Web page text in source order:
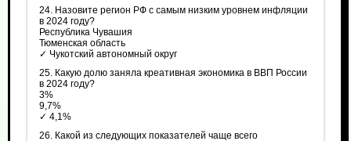
24. Назовите регион РФ с самым низким уровнем инфляции
в 2024 году?
Республика Чувашия
Тюменская область
✓ Чукотский автономный округ
25. Какую долю заняла креативная экономика в ВВП России
в 2024 году?
3%
9,7%
✓ 4,1%
26. Какой из следующих показателей чаще всего